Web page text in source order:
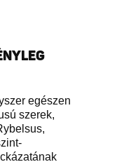
egészen
szerek,